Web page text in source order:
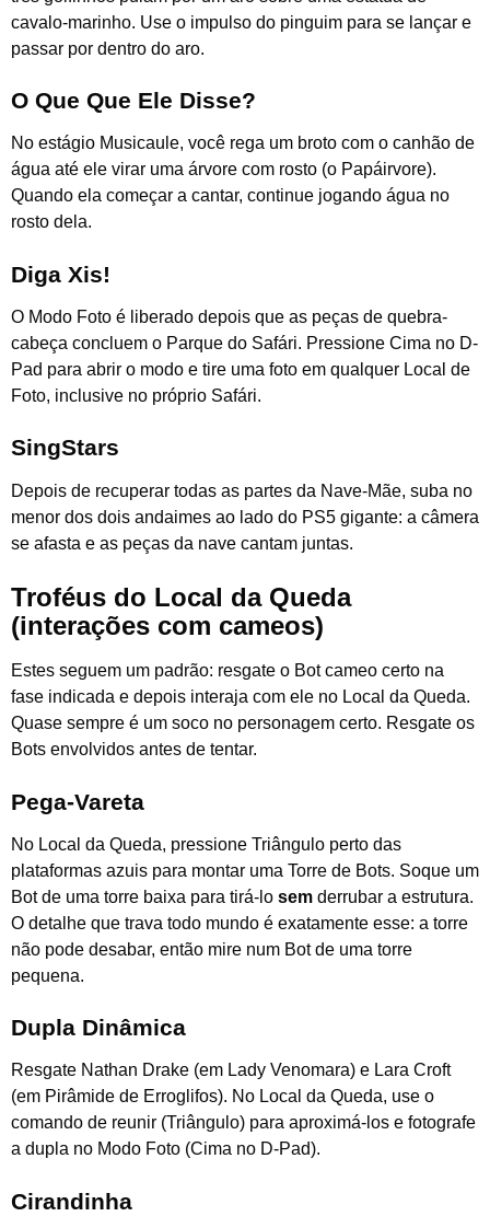
cavalo-marinho. Use o impulso do pinguim para se lançar e
passar por dentro do aro.
O Que Que Ele Disse?
No estágio Musicaule, você rega um broto com o canhão de
água até ele virar uma árvore com rosto (o Papáirvore).
Quando ela começar a cantar, continue jogando água no
rosto dela.
Diga Xis!
O Modo Foto é liberado depois que as peças de quebra-
cabeça concluem o Parque do Safári. Pressione Cima no D-
Pad para abrir o modo e tire uma foto em qualquer Local de
Foto, inclusive no próprio Safári.
SingStars
Depois de recuperar todas as partes da Nave-Mãe, suba no
menor dos dois andaimes ao lado do PS5 gigante: a câmera
se afasta e as peças da nave cantam juntas.
Troféus do Local da Queda
(interações com cameos)
Estes seguem um padrão: resgate o Bot cameo certo na
fase indicada e depois interaja com ele no Local da Queda.
Quase sempre é um soco no personagem certo. Resgate os
Bots envolvidos antes de tentar.
Pega-Vareta
No Local da Queda, pressione Triângulo perto das
plataformas azuis para montar uma Torre de Bots. Soque um
Bot de uma torre baixa para tirá-lo sem derrubar a estrutura.
O detalhe que trava todo mundo é exatamente esse: a torre
não pode desabar, então mire num Bot de uma torre
pequena.
Dupla Dinâmica
Resgate Nathan Drake (em Lady Venomara) e Lara Croft
(em Pirâmide de Erroglifos). No Local da Queda, use o
comando de reunir (Triângulo) para aproximá-los e fotografe
a dupla no Modo Foto (Cima no D-Pad).
Cirandinha